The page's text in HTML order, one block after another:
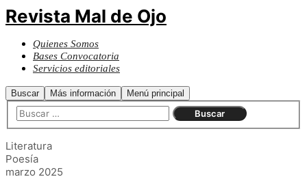
Revista Mal de Ojo
Quienes Somos
Bases Convocatoria
Servicios editoriales
Buscar Más información Menú principal
Literatura
Poesía
marzo 2025